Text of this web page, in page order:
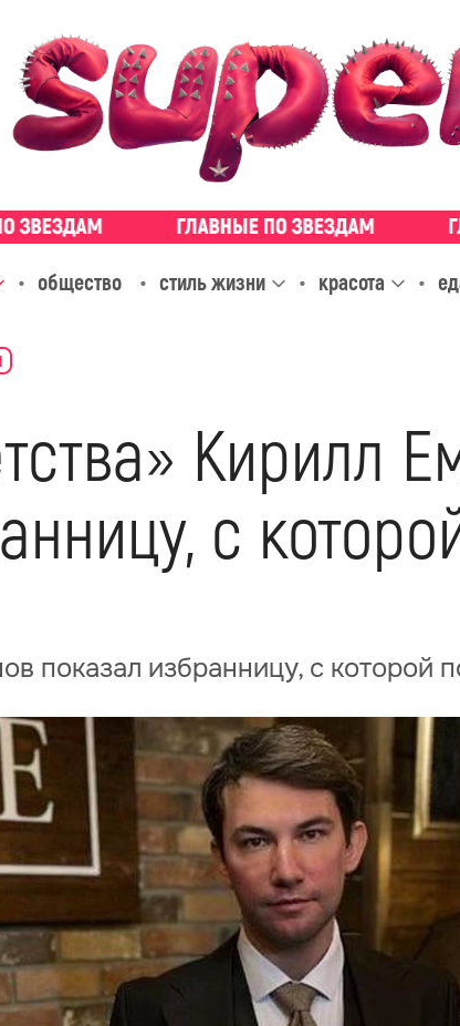
общество стиль жизни красота
Кирилл
с
показал избранницу, с которой